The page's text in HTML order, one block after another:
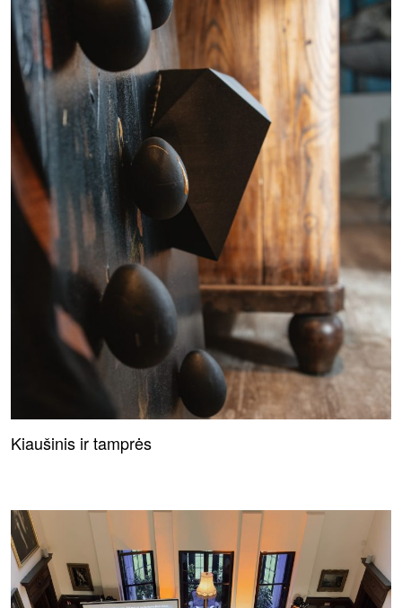
Kiaušinis ir tamprės